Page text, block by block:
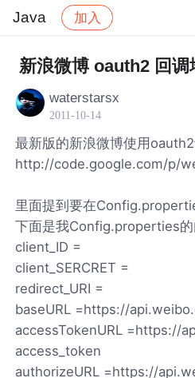
Java 加入
社区 Java 帖子详情
新浪微博 oauth2 回调
waterstarsx
2011-10-14
最新版的新浪微博使用oauth2
http://code.google.com/p/
里面提到要在
下面是我Config.properties的
client_ID =
client_SERCRET =
redirect_URI =
baseURL =https://
accessTokenURL =https://
access_token
authorizeURL =https://